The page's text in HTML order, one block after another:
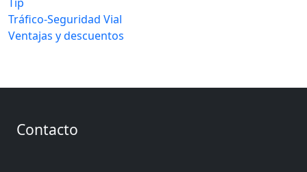
Tráfico-Seguridad Vial
Ventajas y descuentos
Contacto